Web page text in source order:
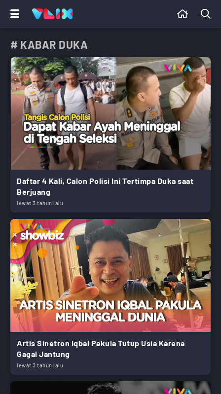
# KABAR DUKA
Daftar 4 Kali, Calon Polisi Ini Tertimpa Duka saat
Berjuang
lewat 3 tahun lalu
Artis Sinetron Iqbal Pakula Tutup Usia Karena
Gagal Jantung
lewat 3 tahun lalu